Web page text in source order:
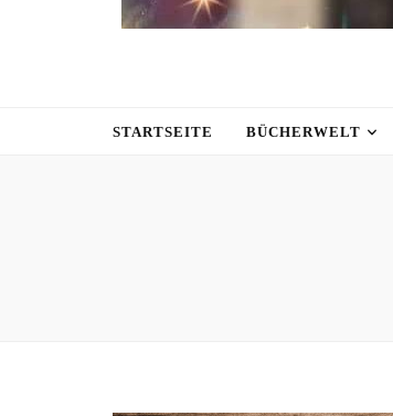
STARTSEITE BÜCHERWELT